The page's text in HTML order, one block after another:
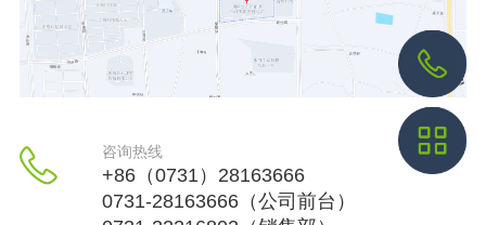
咨询热线
+86（0731）28163666
0731-28163666（公司前台）